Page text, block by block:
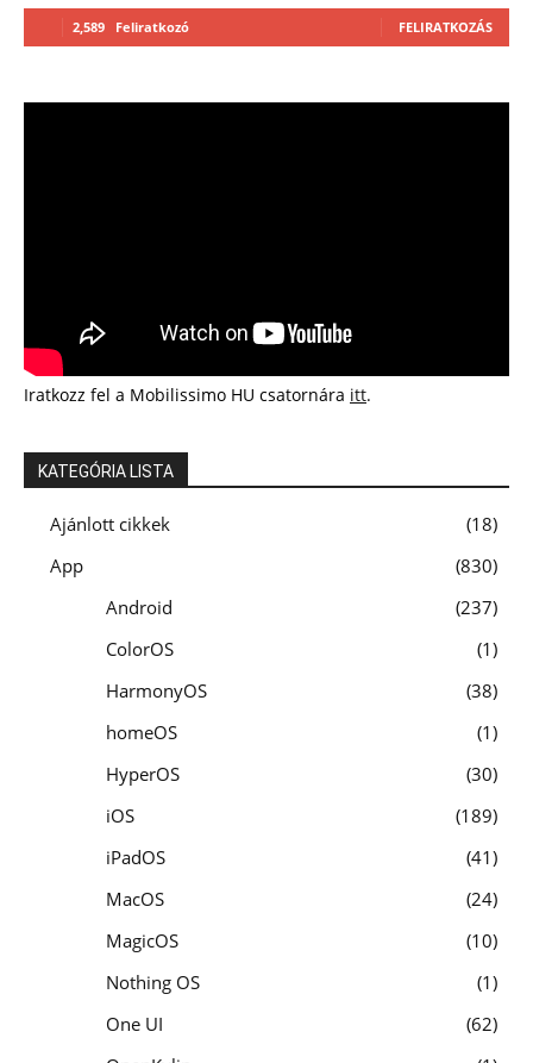
2,589 Feliratkozó FELIRATKOZÁS
Iratkozz fel a Mobilissimo HU csatornára itt.
KATEGÓRIA LISTA
Ajánlott cikkek
18
App
830
Android
237
ColorOS
1
HarmonyOS
38
homeOS
1
HyperOS
30
iOS
189
iPadOS
41
MacOS
24
MagicOS
10
Nothing OS
1
One UI
62